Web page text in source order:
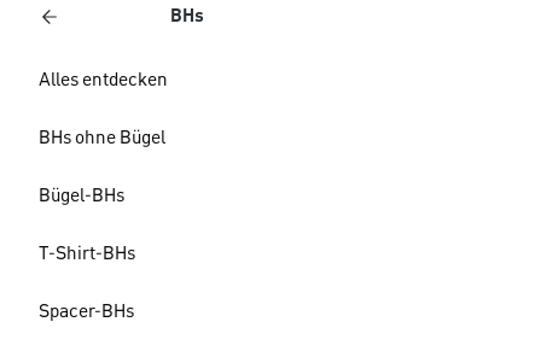
BHs
Alles entdecken
BHs ohne Bügel
Bügel-BHs
T-Shirt-BHs
Spacer-BHs